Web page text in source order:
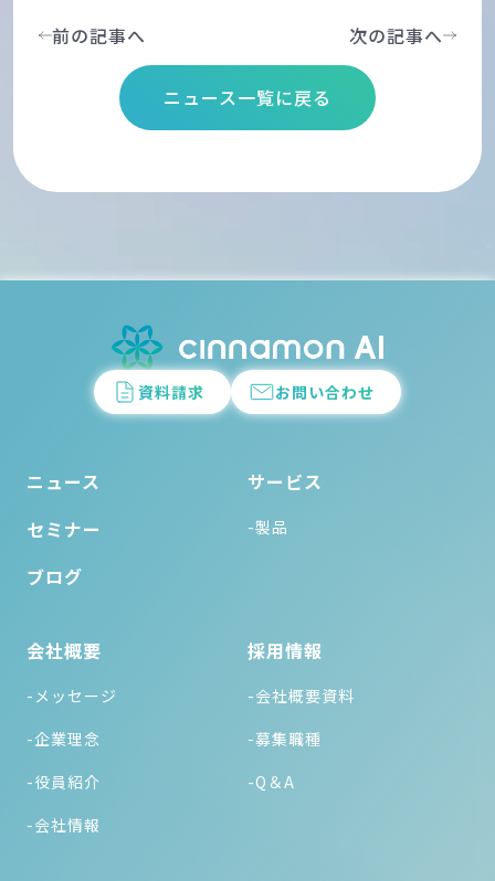
前の記事へ
ニュース一覧に戻る
次の記事へ
資料請求 お問い合わせ
ニュース
セミナー
ブログ
サービス
-製品
会社概要
-メッセージ
-企業理念
-役員紹介
-会社情報
採用情報
-会社概要資料
-募集職種
-Q＆A